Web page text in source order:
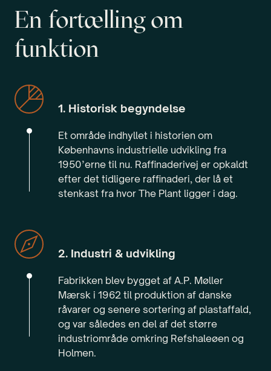
En fortælling om
funktion
1. Historisk begyndelse
Et område indhyllet i historien om
Københavns industrielle udvikling fra
1950’erne til nu. Raffinaderivej er opkaldt
efter det tidligere raffinaderi, der lå et
stenkast fra hvor The Plant ligger i dag.
2. Industri & udvikling
Fabrikken blev bygget af A.P. Møller
Mærsk i 1962 til produktion af danske
råvarer og senere sortering af plastaffald,
og var således en del af det større
industriområde omkring Refshaleøen og
Holmen.